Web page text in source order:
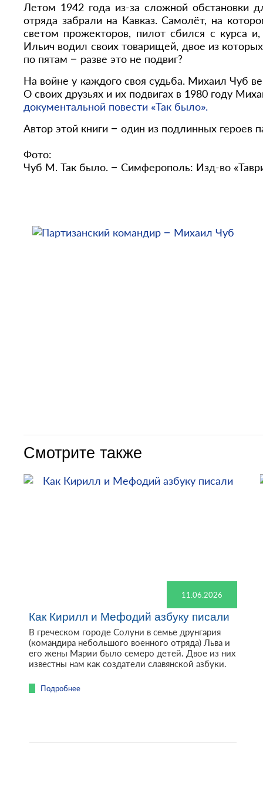
Летом 1942 года из-за сложной обстановки
отряда забрали на Кавказ. Самолёт, на
светом прожекторов, пилот сбился с курса
Ильич водил своих товарищей, двое из
по пятам – разве это не подвиг?
На войне у каждого своя судьба. Михаил Чуб
О своих друзьях и их подвигах в 1980 году
документальной повести «Так было».
Автор этой книги – один из подлинных героев
Фото:
Чуб М. Так было. – Симферополь: Изд-во
Смотрите также
11.06.2026
Как Кирилл и Мефодий азбуку писали
В греческом городе Солуни в семье друнгария
(командира небольшого военного отряда) Льва и
его жены Марии было семеро детей. Двое из них
известны нам как создатели славянской азбуки.
Подробнее